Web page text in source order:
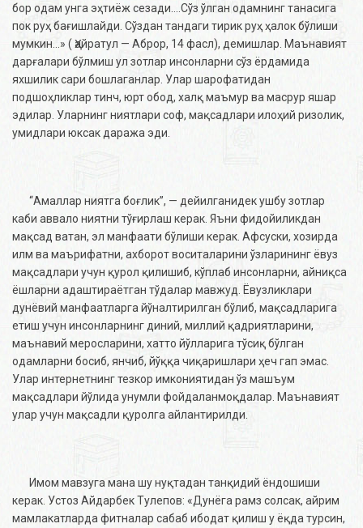
бор одам унга эҳтиёж сезади….Сўз ўлган одамнинг танасига
пок руҳ бағишлайди. Сўздан тандаги тирик руҳ ҳалок бўлиши
мумкин…» ( Ҳайратул — Аброр, 14 фасл), демишлар. Маънавият
дарғалари бўлмиш ул зотлар инсонларни сўз ёрдамида
яхшилик сари бошлаганлар. Улар шарофатидан
подшоҳликлар тинч, юрт обод, халқ маъмур ва масрур яшар
эдилар. Уларнинг ниятлари соф, мақсадлари илоҳий ризолик,
умидлари юксак даража эди.
“Амаллар ниятга боғлик”, — дейилганидек ушбу зотлар
каби аввало ниятни тўғирлаш керак. Яъни фидойиликдан
мақсад ватан, эл манфаати бўлиши керак. Афсуски, хозирда
илм ва маърифатни, ахборот воситаларини ўзларининг ёвуз
мақсадлари учун қурол қилишиб, кўплаб инсонларни, айниқса
ёшларни адаштираётган тўдалар мавжуд. Ёвузликлари
дунёвий манфаатларга йўналтирилган бўлиб, мақсадларига
етиш учун инсонларнинг диний, миллий қадриятларини,
маънавий меросларини, хатто йўлларига тўсиқ бўлган
одамларни босиб, янчиб, йўққа чиқаришлари ҳеч гап эмас.
Улар интернетнинг тезкор имкониятидан ўз машъум
мақсадлари йўлида унумли фойдаланмоқдалар. Маънавият
улар учун мақсадли қуролга айлантирилди.
Имом мавзуга мана шу нуқтадан танқидий ёндошиши
керак. Устоз Айдарбек Тулепов: «Дунёга рамз солсак, айрим
мамлакатларда фитналар сабаб ибодат қилиш у ёқда турсин,